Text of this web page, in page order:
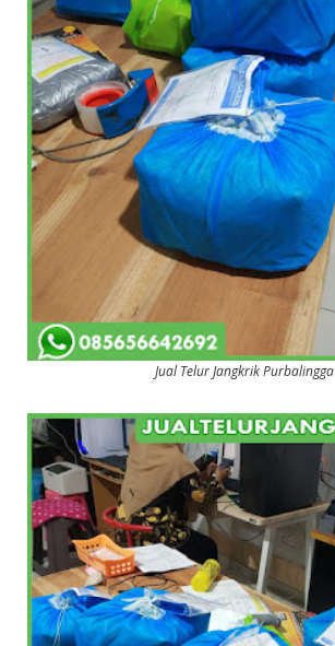
Jual Telur Jangkrik Purbalingga